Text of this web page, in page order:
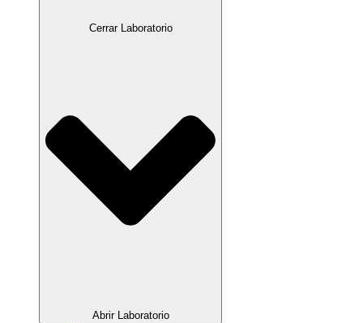
Cerrar Laboratorio
Abrir Laboratorio